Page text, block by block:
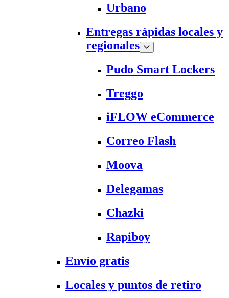
Urbano
Entregas rápidas locales y
regionales
Pudo Smart Lockers
Treggo
iFLOW eCommerce
Correo Flash
Moova
Delegamas
Chazki
Rapiboy
Envío gratis
Locales y puntos de retiro